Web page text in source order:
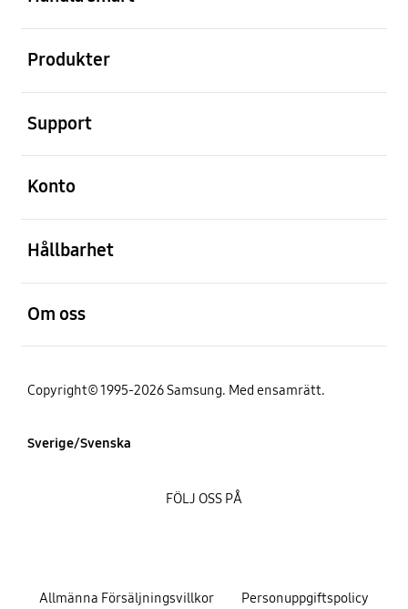
Produkter
Support
Konto
Hållbarhet
Om oss
Copyright© 1995-2026 Samsung. Med ensamrätt.
Sverige/Svenska
Allmänna Försäljningsvillkor Personuppgiftspolicy
FÖLJ OSS PÅ